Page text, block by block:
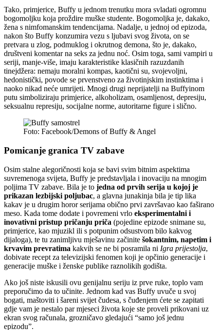
Tako, primjerice, Buffy u jednom trenutku mora svladati ogromnu
bogomoljku koja proždire muške studente. Bogomoljka je, dakako,
žena s nimfomanskim tendencijama. Nadalje, u jednoj od epizoda,
nakon što Buffy konzumira vezu s ljubavi svog života, on se
pretvara u zlog, podmuklog i okrutnog demona, što je, dakako,
društveni komentar na seks za jednu noć. Osim toga, sami vampiri u
seriji, manje-više, imaju karakteristike klasičnih razuzdanih
tinejdžera: nemaju moralni kompas, kaotični su, svojevoljni,
hedonistički, povode se prvenstveno za životinjskim instinktima i
naoko nikad neće umrijeti. Mnogi drugi neprijatelji na Buffyinom
putu simboliziraju primjerice, alkoholizam, osamljenost, depresiju,
seksualnu represiju, socijalne norme, autoritarne figure i slično.
Foto: Facebook/Demons of Buffy & Angel
Pomicanje granica TV zabave
Osim stalne alegoričnosti koja se bavi svim bitnim aspektima
suvremenoga svijeta, Buffy je predstavljala i inovaciju na mnogim
poljima TV zabave. Bila je to jedna od prvih serija u kojoj je
prikazan lezbijski poljubac, a glavna junakinja bila je tip lika
kakav je u drugim horor serijama obično prvi završavao kao faširano
meso. Kada tome dodate i povremeni vrlo eksperimentalni i
inovativni pristup pričanju priča (pojedine epizode snimane su,
primjerice, kao mjuzikl ili s potpunim odsustvom bilo kakvog
dijaloga), te tu zanimljivu mješavinu začinite šokantnim, napetim i
krvavim prevratima kakvih se ne bi posramila ni Igra prijestolja,
dobivate recept za televizijski fenomen koji je opčinio generacije i
generacije muške i ženske publike raznolikih godišta.
Ako još niste iskusili ovu genijalnu seriju iz prve ruke, toplo vam
preporučimo da to učinite. Jednom kad vas Buffy uvuče u svoj
bogati, maštoviti i šareni svijet čudesa, s čuđenjem ćete se zapitati
gdje vam je nestalo par mjeseci života koje ste proveli prikovani uz
ekran svog računala, grozničavo gledajući “samo još jednu
epizodu”.